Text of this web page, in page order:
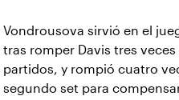
Vondrousova sirvió en el
tras romper Davis tres
partidos, y rompió cuatro
segundo set para